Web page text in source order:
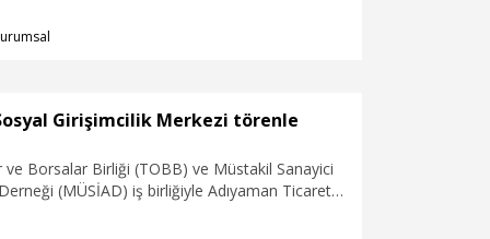
geliştirilen yerli büyük dil modeline
Girişimcilik Merkezi törenle
ve Borsalar Birliği (TOBB) ve Müstakil Sanayici
(MÜSİAD) iş birliğiyle Adıyaman Ticaret